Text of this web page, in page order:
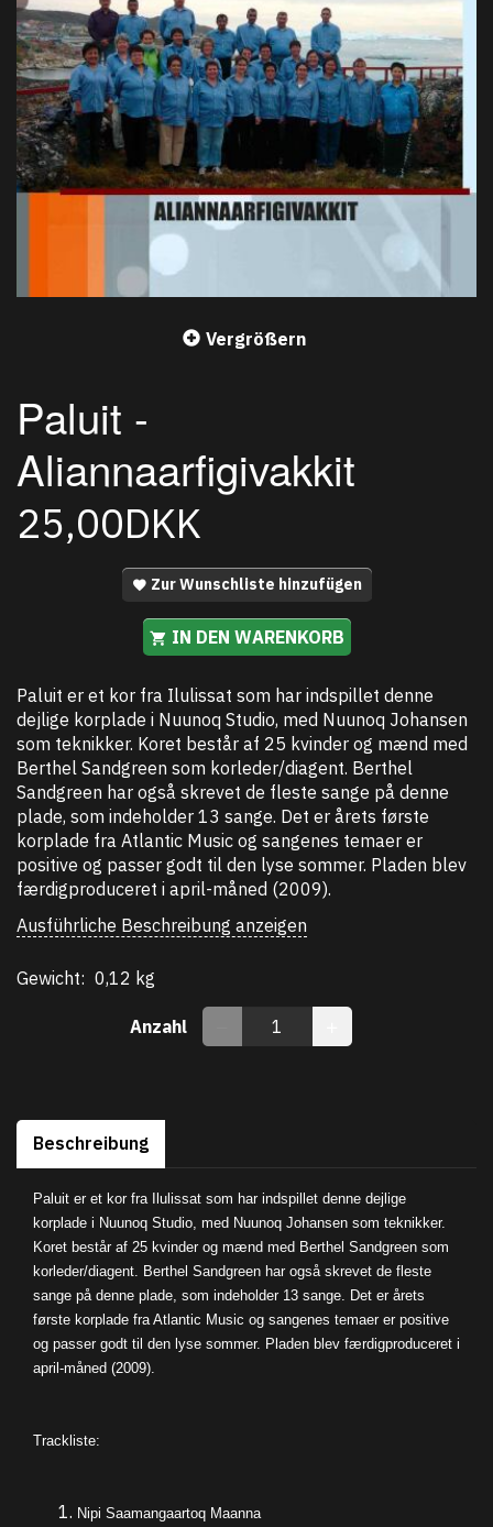
Vergrößern
Paluit -
Aliannaarfigivakkit
25,00DKK
Zur Wunschliste hinzufügen
IN DEN WARENKORB
Paluit er et kor fra Ilulissat som har indspillet denne
dejlige korplade i Nuunoq Studio, med Nuunoq Johansen
som teknikker. Koret består af 25 kvinder og mænd med
Berthel Sandgreen som korleder/diagent. Berthel
Sandgreen har også skrevet de fleste sange på denne
plade, som indeholder 13 sange. Det er årets første
korplade fra Atlantic Music og sangenes temaer er
positive og passer godt til den lyse sommer. Pladen blev
færdigproduceret i april-måned (2009).
Ausführliche Beschreibung anzeigen
Gewicht: 0,12 kg
Anzahl
Beschreibung
Paluit er et kor fra Ilulissat som har indspillet denne dejlige
korplade i Nuunoq Studio, med Nuunoq Johansen som teknikker.
Koret består af 25 kvinder og mænd med Berthel Sandgreen som
korleder/diagent. Berthel Sandgreen har også skrevet de fleste
sange på denne plade, som indeholder 13 sange. Det er årets
første korplade fra Atlantic Music og sangenes temaer er positive
og passer godt til den lyse sommer. Pladen blev færdigproduceret i
april-måned (2009).
Trackliste:
Nipi Saamangaartoq Maanna